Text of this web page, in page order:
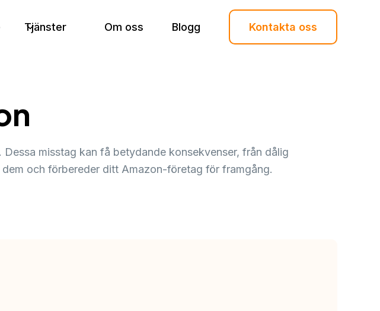
Tjänster Om oss Blogg Kontakta oss
misstag kan få betydande konsekvenser, från dålig
och förbereder ditt Amazon-företag för framgång.